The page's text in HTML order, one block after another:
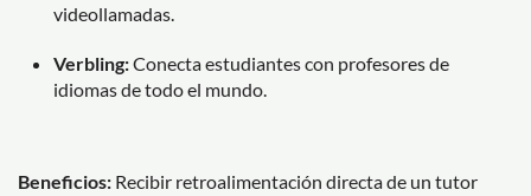
videollamadas.
Verbling:Conecta estudiantes con profesores de
idiomas de todo el mundo.
Beneficios: Recibir retroalimentación directa de un tutor